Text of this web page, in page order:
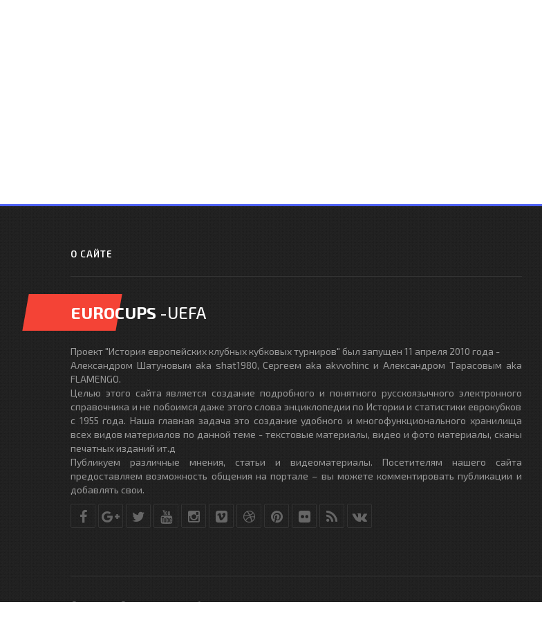
О САЙТЕ
EUROCUPS -UEFA
Проект "История европейских клубных кубковых турниров" был запущен 11 апреля 2010 года -
Александром Шатуновым aka shat1980, Сергеем aka akvvohinc и Александром Тарасовым aka
FLAMENGO.
Целью этого сайта является создание подробного и понятного русскоязычного электронного
справочника и не побоимся даже этого слова энциклопедии по Истории и статистики еврокубков
с 1955 года. Наша главная задача это создание удобного и многофункционального хранилища
всех видов материалов по данной теме - текстовые материалы, видео и фото материалы, сканы
печатных изданий ит.д
Публикуем различные мнения, статьи и видеоматериалы. Посетителям нашего сайта
предоставляем возможность общения на портале – вы можете комментировать публикации и
добавлять свои.
© Copyright © 2010-2017. Разработано студиейDLE-THEME.RU- All Rights Reserved.